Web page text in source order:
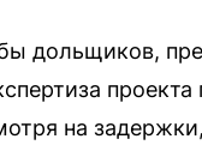
дольщиков,
на